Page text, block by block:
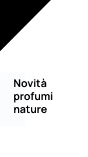
Novità
profumi
nature